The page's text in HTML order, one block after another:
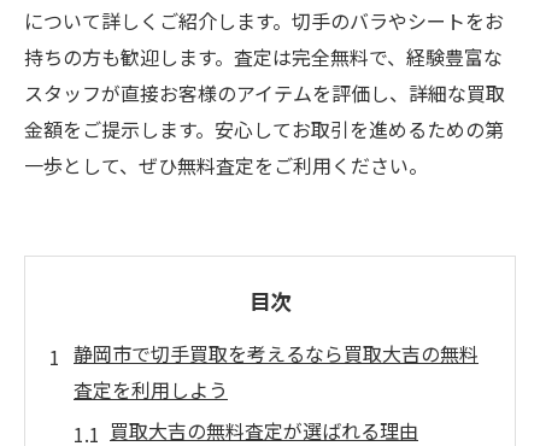
について詳しくご紹介します。切手のバラやシートをお
持ちの方も歓迎します。査定は完全無料で、経験豊富な
スタッフが直接お客様のアイテムを評価し、詳細な買取
金額をご提示します。安心してお取引を進めるための第
一歩として、ぜひ無料査定をご利用ください。
目次
静岡市で切手買取を考えるなら買取大吉の無料
査定を利用しよう
買取大吉の無料査定が選ばれる理由